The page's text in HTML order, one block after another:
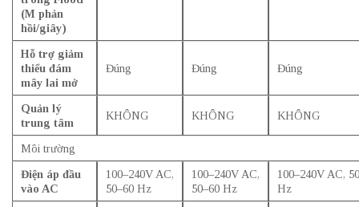
(M phản
hồi/giây)
Hỗ trợ giảm
thiểu đám
mây lai mở
Đúng Đúng Đúng
Quản lý
trung tâm
KHÔNG KHÔNG KHÔNG
Môi trường
Điện áp đầu
vào AC
100–240V AC,
50–60 Hz
100–240V AC,
50–60 Hz
100–240V AC,
Hz